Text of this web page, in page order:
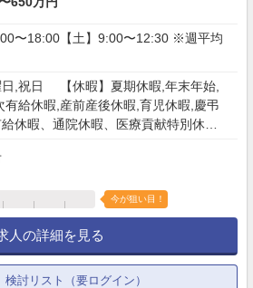
〜18:00【土】9:00〜12:30 ※週平均
日,祝日 【休暇】夏期休暇,年末年始,
有給休暇,産前産後休暇,育児休暇,慶弔
休暇、通院休暇、医療貢献特別休
今が狙い目！
人の詳細を見る
検討リスト（要ログイン）